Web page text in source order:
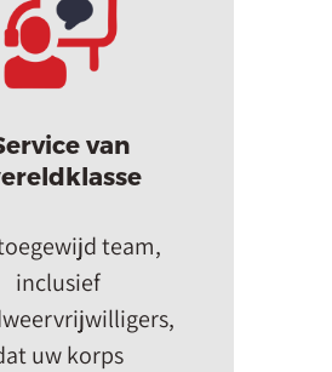
van
team,
inclusief
uw korps